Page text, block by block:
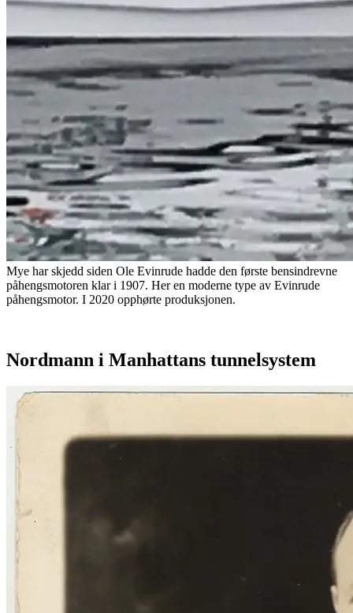
Mye har skjedd siden Ole Evinrude hadde den første bensindrevne
påhengsmotoren klar i 1907. Her en moderne type av Evinrude
påhengsmotor. I 2020 opphørte produksjonen.
Nordmann i Manhattans tunnelsystem